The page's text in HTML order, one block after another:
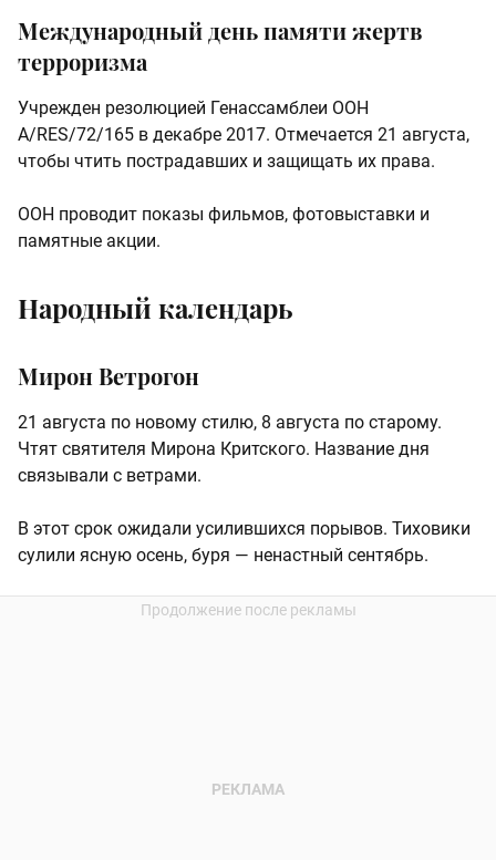
Международный день памяти жертв
терроризма
Учрежден резолюцией Генассамблеи ООН
A/RES/72/165 в декабре 2017. Отмечается 21 августа,
чтобы чтить пострадавших и защищать их права.
ООН проводит показы фильмов, фотовыставки и
памятные акции.
Народный календарь
Мирон Ветрогон
21 августа по новому стилю, 8 августа по старому.
Чтят святителя Мирона Критского. Название дня
связывали с ветрами.
В этот срок ожидали усилившихся порывов. Тиховики
сулили ясную осень, буря — ненастный сентябрь.